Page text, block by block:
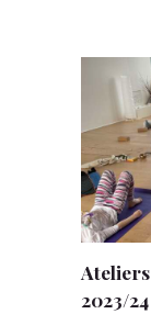
2023/24